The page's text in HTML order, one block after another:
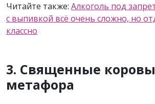
Читайте также: Алкоголь под
с выпивкой всё очень сложно, но
классно
3. Священные
метафора